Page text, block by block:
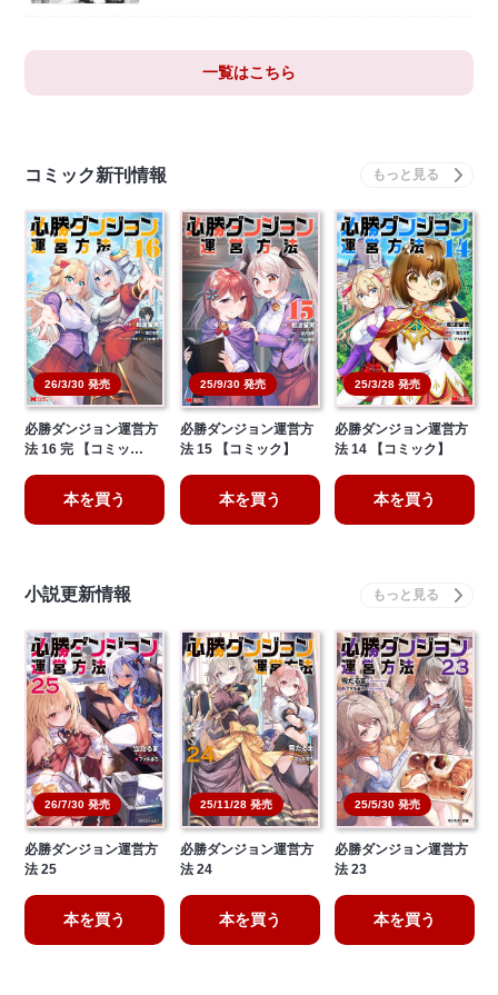
一覧はこちら
コミック新刊情報
26/3/30 発売
必勝ダンジョン運営方
法 16 完 【コミッ…
本を買う
25/9/30 発売
必勝ダンジョン運営方
法 15 【コミック】
本を買う
25/3/28 発売
必勝ダンジョン運営方
法 14 【コミック】
本を買う
小説更新情報
26/7/30 発売
必勝ダンジョン運営方
法 25
本を買う
25/11/28 発売
必勝ダンジョン運営方
法 24
本を買う
25/5/30 発売
必勝ダンジョン運営方
法 23
本を買う